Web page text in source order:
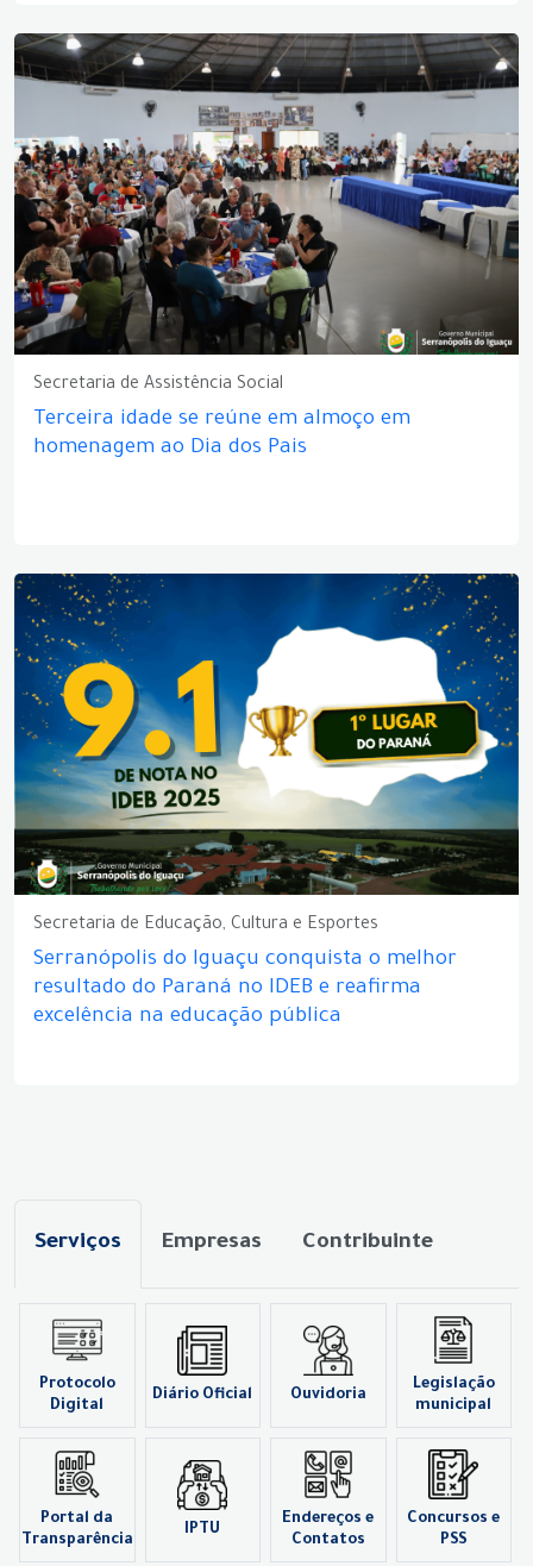
Secretaria de Assistência Social
Terceira idade se reúne em almoço em
homenagem ao Dia dos Pais
Secretaria de Educação, Cultura e Esportes
Serranópolis do Iguaçu conquista o melhor
resultado do Paraná no IDEB e reafirma
excelência na educação pública
Serviços Empresas Contribuinte
Protocolo
Digital
Diário Oficial Ouvidoria
Legislação
municipal
Portal da
Transparência
IPTU
Endereços e
Contatos
Concursos e
PSS